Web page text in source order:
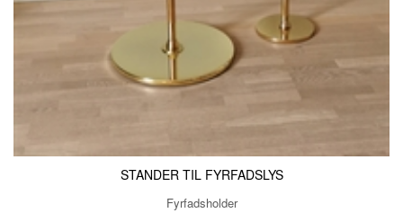
STANDER TIL FYRFADSLYS
Fyrfadsholder